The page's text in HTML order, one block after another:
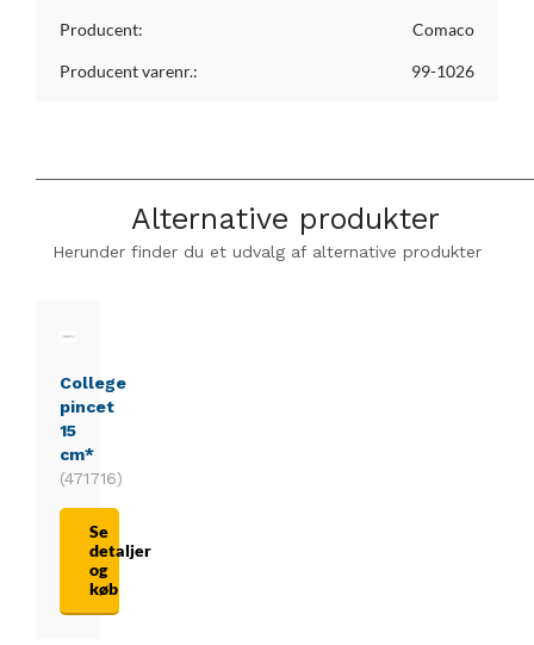
Producent: Comaco
Producent varenr.: 99-1026
Alternative produkter
Herunder finder du et udvalg af alternative produkter
College
pincet
15
cm*
(471716)
Se
detaljer
og
køb